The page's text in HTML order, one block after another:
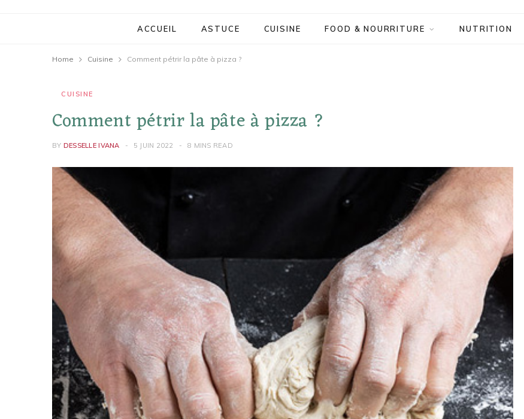
ACCUEIL ASTUCE CUISINE FOOD & NOURRITURE NUTRITION
Home Cuisine Comment pétrir la pâte à pizza ?
CUISINE
Comment pétrir la pâte à pizza ?
BY DESSELLE IVANA 5 JUIN 2022 8 MINS READ